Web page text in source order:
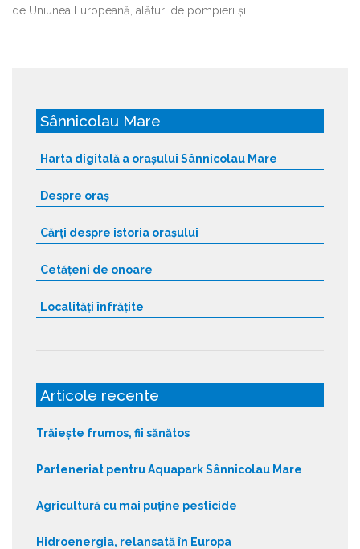
de Uniunea Europeană, alături de pompieri și
Sânnicolau Mare
Harta digitală a orașului Sânnicolau Mare
Despre oraș
Cărți despre istoria orașului
Cetățeni de onoare
Localități înfrățite
Articole recente
Trăiește frumos, fii sănătos
Parteneriat pentru Aquapark Sânnicolau Mare
Agricultură cu mai puține pesticide
Hidroenergia, relansată în Europa